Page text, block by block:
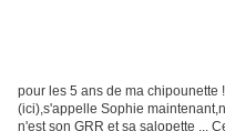
pour les 5 ans de ma
(ici),s'appelle Sophie
n'est son GRR et sa salopette ...